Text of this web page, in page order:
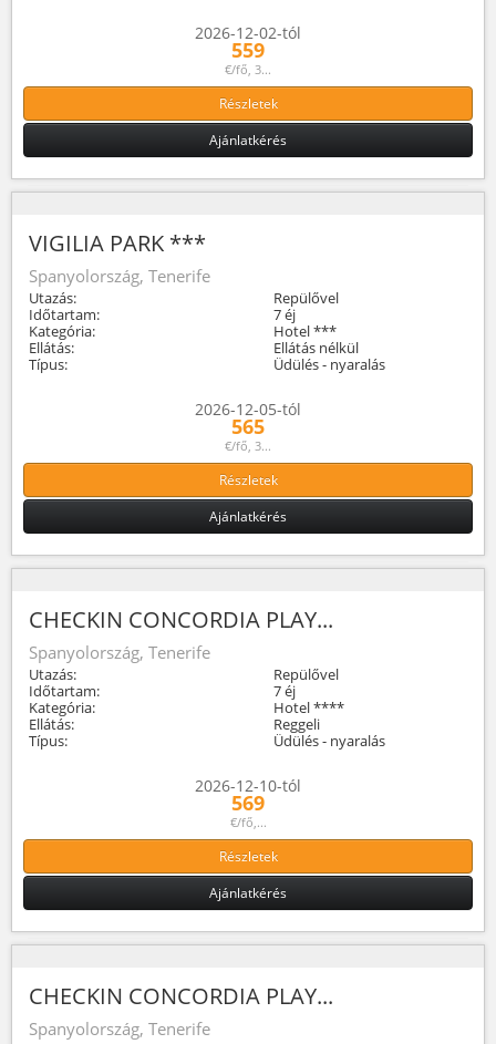
2026-12-02-tól
559
€/fő, 3...
Részletek
Ajánlatkérés
VIGILIA PARK ***
Spanyolország, Tenerife
Utazás:
Repülővel
Időtartam:
7 éj
Kategória:
Hotel ***
Ellátás:
Ellátás nélkül
Típus:
Üdülés - nyaralás
2026-12-05-tól
565
€/fő, 3...
Részletek
Ajánlatkérés
CHECKIN CONCORDIA PLAY...
Spanyolország, Tenerife
Utazás:
Repülővel
Időtartam:
7 éj
Kategória:
Hotel ****
Ellátás:
Reggeli
Típus:
Üdülés - nyaralás
2026-12-10-tól
569
€/fő,...
Részletek
Ajánlatkérés
CHECKIN CONCORDIA PLAY...
Spanyolország, Tenerife